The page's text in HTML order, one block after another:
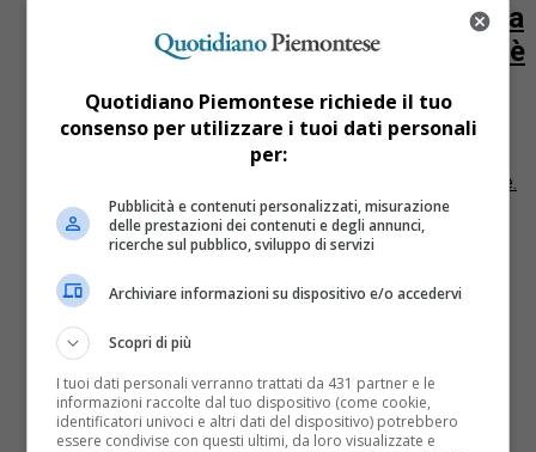
È morta per COVID-19 un’infermiera
dell’ospedale Maggiore di Novara, è
Patrizia Arzanità, 62 anni, infermiera all’ospedale
Maggiore di Novara è morta per COVID-19. È la prima
vittima tra gli operatori sanitari della struttura novarese.
Quotidiano Piemontese richiede il tuo
consenso per utilizzare i tuoi dati personali
per:
Pubblicità e contenuti personalizzati, misurazione
delle prestazioni dei contenuti e degli annunci,
ricerche sul pubblico, sviluppo di servizi
Archiviare informazioni su dispositivo e/o accedervi
Scopri di più
I tuoi dati personali verranno trattati da 431 partner e le
informazioni raccolte dal tuo dispositivo (come cookie,
identificatori univoci e altri dati del dispositivo) potrebbero
essere condivise con questi ultimi, da loro visualizzate e